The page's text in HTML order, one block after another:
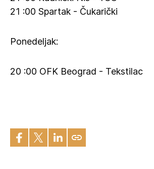
21 :00 Spartak - Čukarički
Ponedeljak:
20 :00 OFK Beograd - Tekstilac